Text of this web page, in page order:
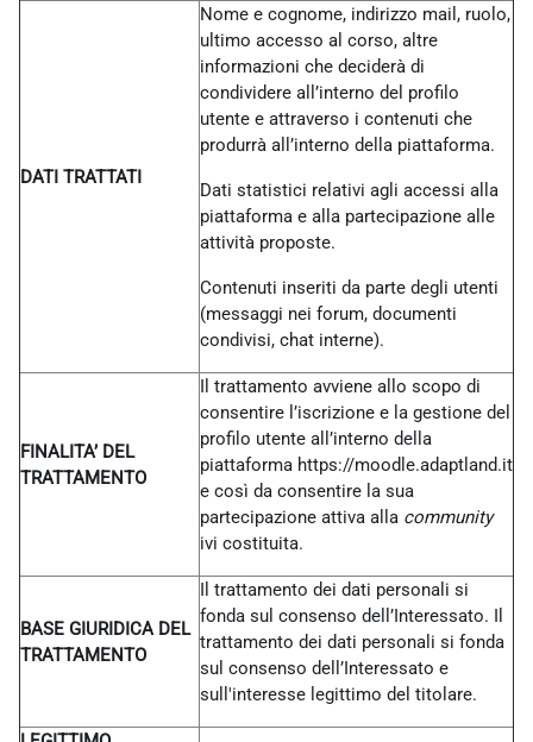
DATI TRATTATI
Nome e cognome, indirizzo mail, ruolo,
ultimo accesso al corso, altre
informazioni che deciderà di
condividere all’interno del profilo
utente e attraverso i contenuti che
produrrà all’interno della piattaforma.
Dati statistici relativi agli accessi alla
piattaforma e alla partecipazione alle
attività proposte.
Contenuti inseriti da parte degli utenti
(messaggi nei forum, documenti
condivisi, chat interne).
FINALITA’ DEL
TRATTAMENTO
Il trattamento avviene allo scopo di
consentire l’iscrizione e la gestione del
profilo utente all’interno della
piattaforma https://moodle.adaptland.it
e così da consentire la sua
partecipazione attiva alla community
ivi costituita.
BASE GIURIDICA DEL
TRATTAMENTO
Il trattamento dei dati personali si
fonda sul consenso dell’Interessato. Il
trattamento dei dati personali si fonda
sul consenso dell’Interessato e
sull'interesse legittimo del titolare.